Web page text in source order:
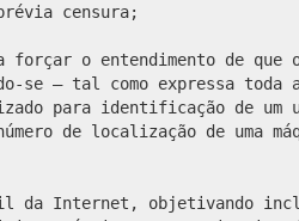
censura;
o entendimento de que
se – tal como expressa
para identificação de um
de localização de uma
da Internet, objetivando